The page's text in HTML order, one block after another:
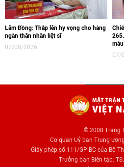
Lâm Đồng: Thắp lên hy vọng cho hàng
ngàn thân nhân liệt sĩ
07/08/2026
07/
© 2008 Trang
Cơ quan Uỷ ban Trung
Giấy phép số:111/GP-BC của Bộ
Trưởng ban Biên tập: